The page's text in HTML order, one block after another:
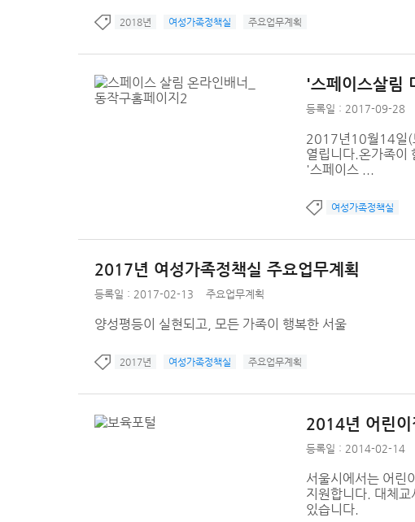
2018년 여성가족정책실 주요업무계획
'스페이스살림
등록일 : 2017-09-28
2017년10월14일(
열립니다.온가족이
'스페이스 ...
여성가족정책실
2017년 여성가족정책실 주요업무계획
등록일 : 2017-02-13 주요업무계획
양성평등이 실현되고, 모든 가족이 행복한 서울
2017년 여성가족정책실 주요업무계획
2014년 어린이
등록일 : 2014-02-14
서울시에서는 어린
지원합니다. 대체
있습니다.